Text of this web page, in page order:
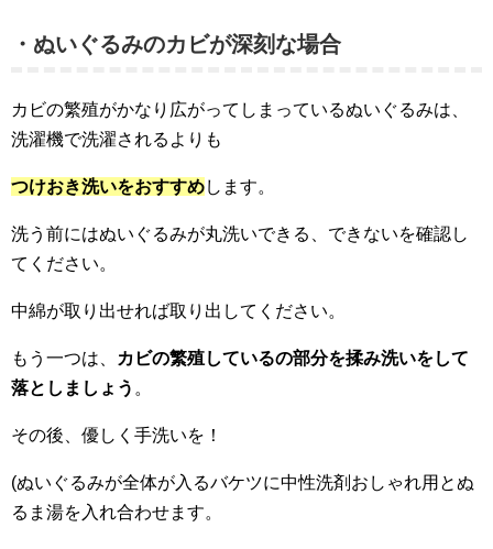
・ぬいぐるみのカビが深刻な場合
カビの繁殖がかなり広がってしまっているぬいぐるみは、
洗濯機で洗濯されるよりも
つけおき洗いをおすすめします。
洗う前にはぬいぐるみが丸洗いできる、できないを確認し
てください。
中綿が取り出せれば取り出してください。
もう一つは、
カビの繁殖しているの部分を揉み洗いをして
落としましょう 。
その後、優しく手洗いを！
(ぬいぐるみが全体が入るバケツに中性洗剤おしゃれ用とぬ
るま湯を入れ合わせます。